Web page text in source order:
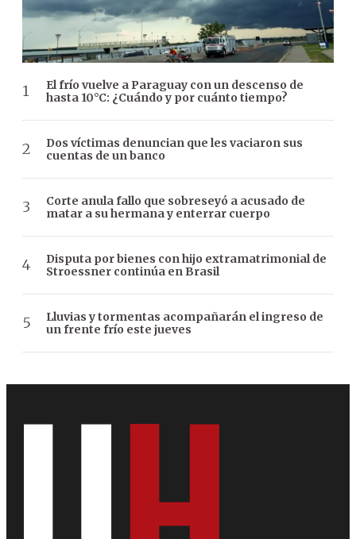
El frío vuelve a Paraguay con un descenso de
hasta 10°C: ¿Cuándo y por cuánto tiempo?
Dos víctimas denuncian que les vaciaron sus
cuentas de un banco
Corte anula fallo que sobreseyó a acusado de
matar a su hermana y enterrar cuerpo
Disputa por bienes con hijo extramatrimonial de
Stroessner continúa en Brasil
Lluvias y tormentas acompañarán el ingreso de
un frente frío este jueves